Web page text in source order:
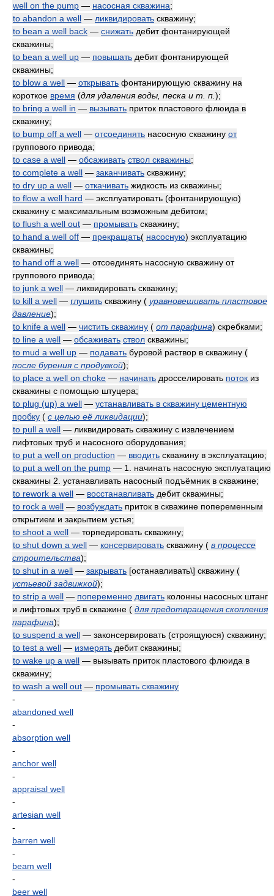
well on the pump — насосная скважина;
to abandon a well — ликвидировать скважину;
to bean a well back — снижать дебит фонтанирующей
скважины;
to bean a well up — повышать дебит фонтанирующей
скважины;
to blow a well — открывать фонтанирующую скважину на
короткое время (для удаления воды, песка и т. п. );
to bring a well in — вызывать приток пластового флюида в
скважину;
to bump off a well — отсоединять насосную скважину от
группового привода;
to case a well — обсаживать ствол скважины;
to complete a well — заканчивать скважину;
to dry up a well — откачивать жидкость из скважины;
to flow a well hard — эксплуатировать (фонтанирующую)
скважину с максимальным возможным дебитом;
to flush a well out — промывать скважину;
to hand a well off — прекращать( насосную) эксплуатацию
скважины;
to hand off a well — отсоединять насосную скважину от
группового привода;
to junk a well — ликвидировать скважину;
to kill a well — глушить скважину ( уравновешивать пластовое
давление);
to knife a well — чистить скважину ( от парафина) скребками;
to line a well — обсаживать ствол скважины;
to mud a well up — подавать буровой раствор в скважину (
после бурения с продувкой);
to place a well on choke — начинать дросселировать поток из
скважины с помощью штуцера;
to plug (up) a well — устанавливать в скважину цементную
пробку ( с целью её ликвидации);
to pull a well — ликвидировать скважину с извлечением
лифтовых труб и насосного оборудования;
to put a well on production — вводить скважину в эксплуатацию;
to put a well on the pump — 1. начинать насосную эксплуатацию
скважины 2. устанавливать насосный подъёмник в скважине;
to rework a well — восстанавливать дебит скважины;
to rock a well — возбуждать приток в скважине попеременным
открытием и закрытием устья;
to shoot a well — торпедировать скважину;
to shut down a well — консервировать скважину ( в процессе
строительства);
to shut in a well — закрывать [останавливать\] скважину (
устьевой задвижкой);
to strip a well — попеременно двигать колонны насосных штанг
и лифтовых труб в скважине ( для предотвращения скопления
парафина);
to suspend a well — законсервировать (строящуюся) скважину;
to test a well — измерять дебит скважины;
to wake up a well — вызывать приток пластового флюида в
скважину;
to wash a well out — промывать скважину
-
abandoned well
-
absorption well
-
anchor well
-
appraisal well
-
artesian well
-
barren well
-
beam well
-
beer well